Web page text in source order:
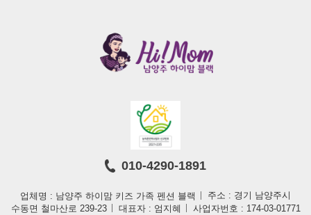
010-4290-1891
업체명 : 남양주 하이맘 키즈 가족 펜션 블랙
주소 : 경기 남양주시
수동면 철마산로 239-23
대표자 : 엄지혜 사업자번호 : 174-03-01771